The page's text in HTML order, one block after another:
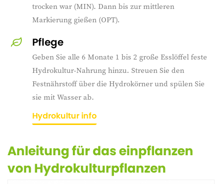
trocken war (MIN). Dann bis zur mittleren
Markierung gießen (OPT).
Pflege
Geben Sie alle 6 Monate 1 bis 2 große Esslöffel feste
Hydrokultur-Nahrung hinzu. Streuen Sie den
Festnährstoff über die Hydrokörner und spülen Sie
sie mit Wasser ab.
Hydrokultur info
Anleitung für das einpflanzen
von Hydrokulturpflanzen